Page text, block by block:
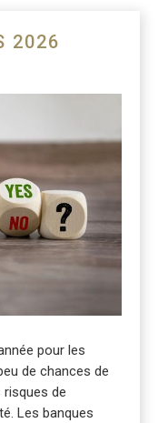
2026
pour les
de chances de
risques de
Les banques